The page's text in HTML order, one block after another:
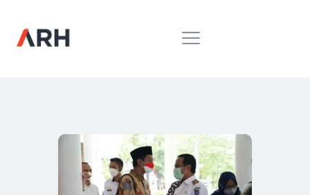
MUH. ARIEF ROSYID
RILIS MEDIA
BUKU
PIDATO